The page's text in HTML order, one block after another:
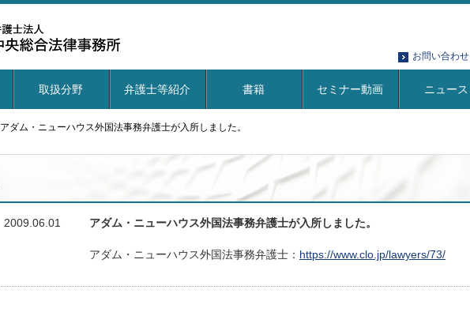
お問い合わせ
取扱分野 弁護士等紹介 書籍 セミナー動画 ニュース
アダム・ニューハウス外国法事務弁護士が入所しました。
2009.06.01 アダム・ニューハウス外国法事務弁護士が入所しました。
アダム・ニューハウス外国法事務弁護士： https://www.clo.jp/lawyers/73/